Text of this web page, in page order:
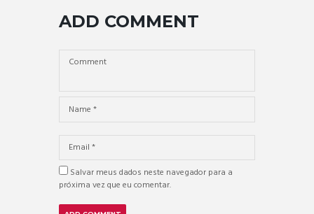
ADD COMMENT
Salvar meus dados neste navegador para a
próxima vez que eu comentar.